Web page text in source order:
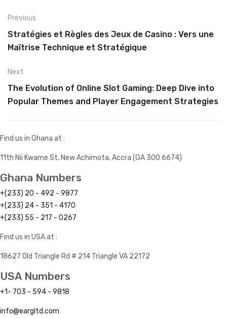
Previous
Stratégies et Règles des Jeux de Casino : Vers une
Maîtrise Technique et Stratégique
Next
The Evolution of Online Slot Gaming: Deep Dive into
Popular Themes and Player Engagement Strategies
Find us in Ghana at :
11th Nii Kwame St, New Achimota, Accra (GA 300 6674)
Ghana Numbers
+(233) 20 - 492 - 9877
+(233) 24 - 351 - 4170
+(233) 55 - 217 - 0267
Find us in USA at :
18627 Old Triangle Rd # 214 Triangle VA 22172
USA Numbers
+1- 703 - 594 - 9818
info@eargltd.com